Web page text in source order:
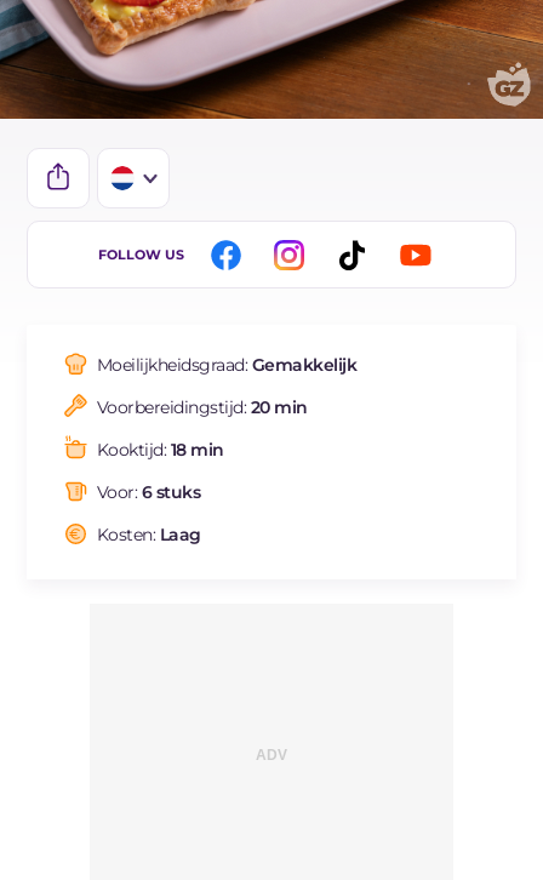
IT
DE
ES
BR
FOLLOW US
Moeilijkheidsgraad:Gemakkelijk
Voorbereidingstijd:20 min
Kooktijd:18 min
Voor:6 stuks
Kosten: Laag